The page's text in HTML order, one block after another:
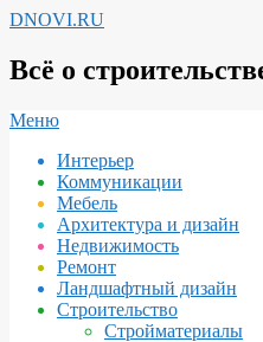
Перейти
содержимому
DNOVI.RU
Всё о
Вторичное
навигации
Меню
Интерьер
Коммуникации
Мебель
Архитектура и дизайн
Недвижимость
Ремонт
Ландшафтный дизайн
Строительство
Стройматериалы